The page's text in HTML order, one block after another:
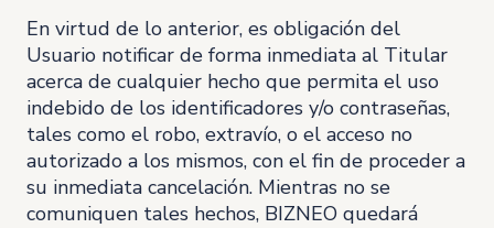
En virtud de lo anterior, es obligación del
Usuario notificar de forma inmediata al Titular
acerca de cualquier hecho que permita el uso
indebido de los identificadores y/o contraseñas,
tales como el robo, extravío, o el acceso no
autorizado a los mismos, con el fin de proceder a
su inmediata cancelación. Mientras no se
comuniquen tales hechos, BIZNEO quedará